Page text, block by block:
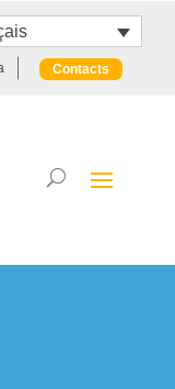
Contacts